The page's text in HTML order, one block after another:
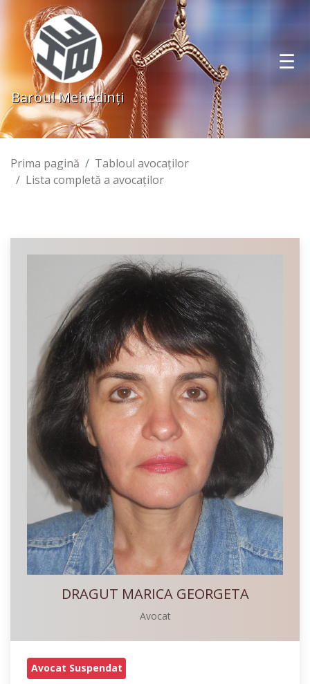
Baroul Mehedinţi
Prima pagină
Tabloul avocaţilor
Lista completă a avocaţilor
DRAGUT MARICA GEORGETA
Avocat
Avocat Suspendat